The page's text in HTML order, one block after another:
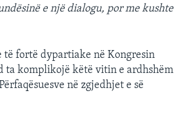
e një dialogu, por me kushte
fortë dypartiake në Kongresin
ta komplikojë këtë vitin e ardhshëm
në zgjedhjet e së